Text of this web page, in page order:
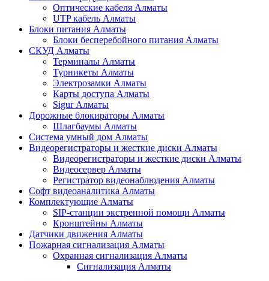
Оптические кабеля Алматы
UTP кабель Алматы
Блоки питания Алматы
Блоки бесперебойного питания Алматы
СКУД Алматы
Терминалы Алматы
Турникеты Алматы
Электрозамки Алматы
Карты доступа Алматы
Sigur Алматы
Дорожные блокираторы Алматы
Шлагбаумы Алматы
Система умный дом Алматы
Видеорегистраторы и жесткие диски Алматы
Видеорегистраторы и жесткие диски Алматы
Видеосервер Алматы
Регистратор видеонаблюдения Алматы
Софт видеоаналитика Алматы
Комплектующие Алматы
SIP-станции экстренной помощи Алматы
Кронштейны Алматы
Датчики движения Алматы
Пожарная сигнализация Алматы
Охранная сигнализация Алматы
Сигнализация Алматы